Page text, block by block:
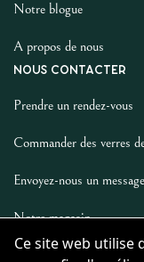
Ce site web utilise
Notre blogue
A propos de nous
NOUS CONTACTER
Prendre un rendez-vous
Commander des verres
Envoyez-nous un message
Notre magasin
LES AUTRES